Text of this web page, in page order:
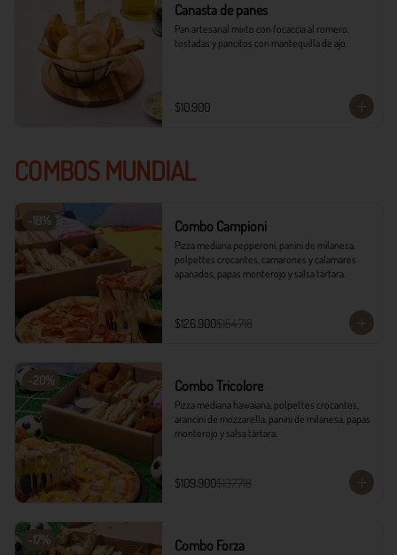
Canasta de panes
Pan artesanal mixto con focaccia al romero,
tostadas y pancitos con mantequilla de ajo.
$10.900
COMBOS MUNDIAL
-18% Combo Campioni
Pizza mediana pepperoni, panini de milanesa,
polpettes crocantes, camarones y calamares
apanados, papas monterojo y salsa tártara.
$126.900$154.718
-20% Combo Tricolore
Pizza mediana hawaiana, polpettes crocantes,
arancini de mozzarella, panini de milanesa, papas
monterojo y salsa tártara.
$109.900$137.718
-17% Combo Forza